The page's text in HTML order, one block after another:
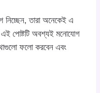
নিচ্ছেন, তারা অনেকেই এ
এই পোষ্টটি অবশ্যই মনোযোগ
ফলো করবেন এবং